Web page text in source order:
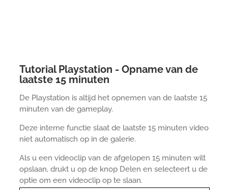
Tutorial Playstation - Opname van de
laatste 15 minuten
De Playstation is altijd het opnemen van de laatste 15
minuten van de gameplay.
Deze interne functie slaat de laatste 15 minuten video
niet automatisch op in de galerie.
Als u een videoclip van de afgelopen 15 minuten wilt
opslaan, drukt u op de knop Delen en selecteert u de
optie om een videoclip op te slaan.